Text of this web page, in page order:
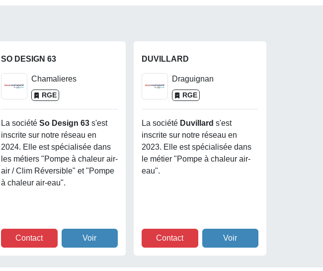
SO DESIGN 63
Chamalieres
RGE
La société So Design 63 s'est
inscrite sur notre réseau en
2024. Elle est spécialisée dans
les métiers "Pompe à chaleur air-
air / Clim Réversible" et "Pompe
à chaleur air-eau".
Contact Voir
DUVILLARD
Draguignan
RGE
La société Duvillard s'est
inscrite sur notre réseau en
2023. Elle est spécialisée dans
le métier "Pompe à chaleur air-
eau".
Contact Voir